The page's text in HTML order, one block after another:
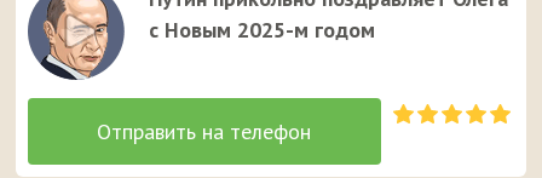
с Новым 2025-м годом